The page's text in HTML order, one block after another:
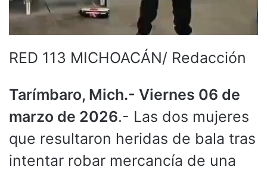
RED 113 MICHOACÁN/ Redacción
Tarímbaro, Mich.- Viernes 06 de
marzo de 2026.- Las dos mujeres
que resultaron heridas de bala tras
intentar robar mercancía de una